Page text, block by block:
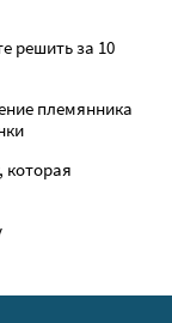
решить за 10
племянника
которая